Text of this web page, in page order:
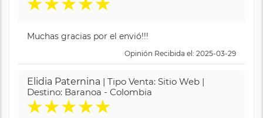
★★★★★
Muchas gracias por el envió!!!
Opinión Recibida el: 2025-03-29
Elidia Paternina | Tipo Venta: Sitio Web |
Destino: Baranoa - Colombia
★★★★★